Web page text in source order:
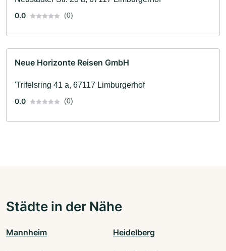
0.0
(0)
Neue Horizonte Reisen GmbH
'Trifelsring 41 a, 67117 Limburgerhof
0.0
(0)
Städte in der Nähe
Mannheim Heidelberg